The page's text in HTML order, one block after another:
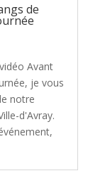
de
Avant
je vous
notre
d'Avray.